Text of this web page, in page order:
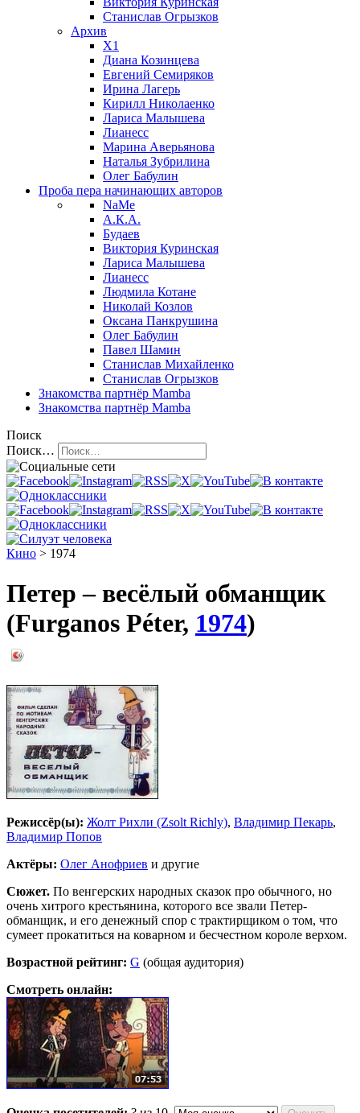
Станислав Огрызков
Архив
X1
Диана Козинцева
Евгений Семиряков
Ирина Лагерь
Кирилл Николаенко
Лариса Малышева
Лианесс
Марина Аверьянова
Наталья Зубрилина
Олег Бабулин
Проба пера начинающих авторов
NaMe
А.К.А.
Будаев
Виктория Куринская
Лариса Малышева
Лианесс
Людмила Котане
Николай Козлов
Оксана Панкрушина
Олег Бабулин
Павел Шамин
Станислав Михайленко
Станислав Огрызков
Знакомства партнёр Mamba
Знакомства партнёр Mamba
Поиск
Поиск…
Кино > 1974
Петер – весёлый обманщик
(Furganos Péter, 1974)
Режиссёр(ы): Жолт Рихли (Zsolt Richly), Владимир Пекарь,
Владимир Попов
Актёры: Олег Анофриев и другие
Сюжет. По венгерских народных сказок про обычного, но
очень хитрого крестьянина, которого все звали Петер-
обманщик, и его денежный спор с трактирщиком о том, что
сумеет прокатиться на коварном и бесчестном короле верхом.
Возрастной рейтинг: G (общая аудитория)
Смотреть онлайн: